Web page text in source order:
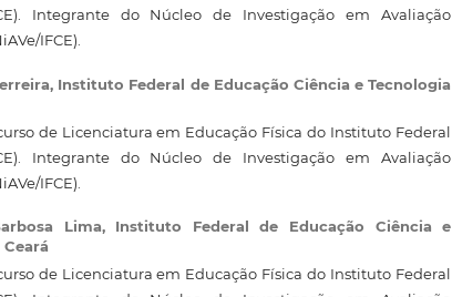
Integrante do Núcleo de Investigação em Avaliação
IFCE).
Instituto Federal de Educação Ciência e Tecnologia
de Licenciatura em Educação Física do Instituto Federal
Integrante do Núcleo de Investigação em Avaliação
IFCE).
Lima, Instituto Federal de Educação Ciência e
de Licenciatura em Educação Física do Instituto Federal